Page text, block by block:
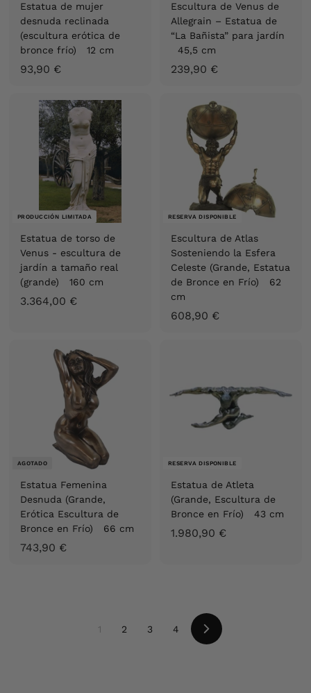
Estatua de mujer
desnuda reclinada
(escultura erótica de
bronce frío) 12 cm
93,90 €9
,
9
0
€
Escultura de Venus de
Allegrain – Estatua de
“La Bañista” para jardín
45,5 cm
239,90 €2
9
9
0
€
PRODUCCIÓN LIMITADA
Estatua de torso de
Venus - escultura de
jardín a tamaño real
(grande) 160 cm
3.364,00 €3
6
4
,
0
0
RESERVA DISPONIBLE
Escultura de Atlas
Sosteniendo la Esfera
Celeste (Grande, Estatua
de Bronce en Frío) 62
cm
608,90 €6
0
€
AGOTADO
Estatua Femenina
Desnuda (Grande,
Erótica Escultura de
Bronce en Frío) 66 cm
743,90 €7
RESERVA DISPONIBLE
Estatua de Atleta
(Grande, Escultura de
Bronce en Frío) 43 cm
1.980,90 €1
1 2 3 4
Siguiente